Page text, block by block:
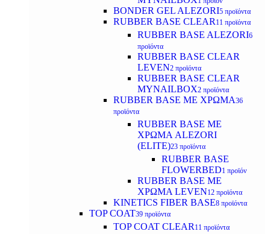
BONDER GEL ALEZORI5 προϊόντα
RUBBER BASE CLEAR 11 προϊόντα
RUBBER BASE ALEZORI6
προϊόντα
RUBBER BASE CLEAR
LEVEN2 προϊόντα
RUBBER BASE CLEAR
MYNAILBOX2 προϊόντα
RUBBER BASE ΜΕ ΧΡΩΜΑ36
προϊόντα
RUBBER BASE ΜΕ
ΧΡΩΜΑ ALEZORI
(ELITE)23 προϊόντα
RUBBER BASE
FLOWERBED1 προϊόν
RUBBER BASE ΜΕ
ΧΡΩΜΑ LEVEN12 προϊόντα
KINETICS FIBER BASE8 προϊόντα
TOP COAT39 προϊόντα
TOP COAT CLEAR 11 προϊόντα